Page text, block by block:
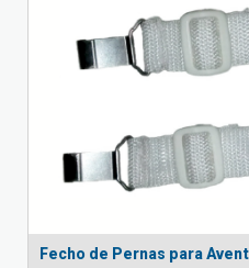
Fecho de Pernas para